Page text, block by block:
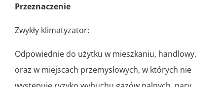
Przeznaczenie
Zwykły klimatyzator:
Odpowiednie do użytku w mieszkaniu, handlowy,
oraz w miejscach przemysłowych, w których nie